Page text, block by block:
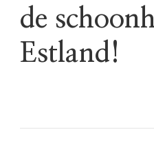
de
Estland!